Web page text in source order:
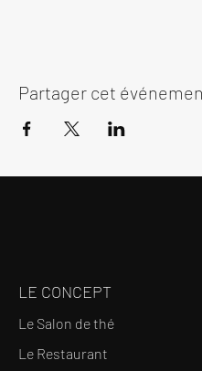
Partager cet
LE CONCEPT
Le Salon de thé
Le Restaurant